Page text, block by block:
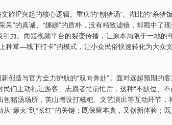
旅IP兴起的核心逻辑。重庆的“刨猪汤”、湖北的“杀猪
”的真诚、“娜娜”的质朴，没有精致滤镜，却戳中了现
力。而短视频平台的裂变传播，让原本局限于一地的
种草—线下打卡”的模式，让小众民俗快速转化为大众
创造与官方全力护航的“双向奔赴”。面对远超预期的客
们主动礼让游客、志愿者忙前忙后，这种“不缺位、不
猪汤场所，英山增设打糍粑、文艺演出等互动环节，
“爆火”到“长红”的关键：既保留本真，又创新体验；既